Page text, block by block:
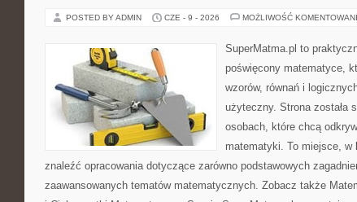
POSTED BY ADMIN CZE - 9 - 2026 MOŻLIWOŚĆ
SuperMatma.pl to
poświęcony matematyce,
wzorów, równań i
użyteczny. Strona została
osobach, które chcą
matematyki. To miejsce, w
znaleźć opracowania dotyczące zarówno podstawowych
zaawansowanych tematów matematycznych. Zobacz także